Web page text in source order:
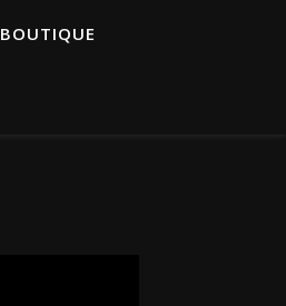
BOUTIQUE